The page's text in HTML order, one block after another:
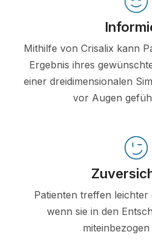
Mithilfe von Crisalix kann
Ergebnis ihres
einer dreidimensionalen
vor Augen
Patienten treffen leichter
wenn sie in den